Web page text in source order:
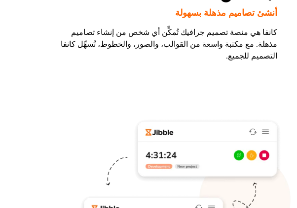
أنشئ تصاميم مذهلة بسهولة
كانفا هي منصة تصميم جرافيك تُمكِّن أي شخص من إنشاء تصاميم
مذهلة. مع مكتبة واسعة من القوالب، والصور، والخطوط، تُسهِّل كانفا
التصميم للجميع.